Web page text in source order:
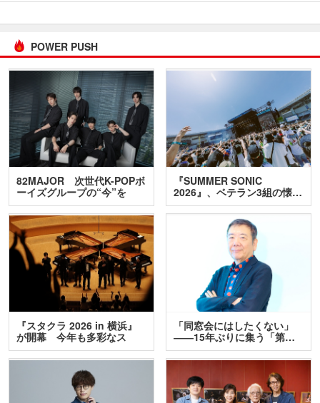
POWER PUSH
82MAJOR 次世代K-POPボ
ーイズグループの“今”を
訊…
『SUMMER SONIC
2026』、ベテラン3組の懐…
『スタクラ 2026 in 横浜』
が開幕 今年も多彩なス
テ…
「同窓会にはしたくない」
――15年ぶりに集う「第…